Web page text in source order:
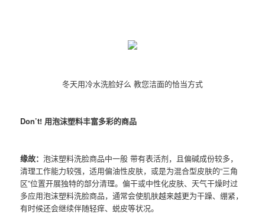
冬天用冷水洗脸好么 教您洁面的恰当方式
Don’t! 用泡沫塑料丰富多彩的商品
缘故：泡沫塑料洗脸商品中一般 带有表活剂，且偏碱成份较多，
清理工作能力较强，适用偏油性皮肤，或是为混合型皮肤的“三角
区”位置开展独特的部分清理。偏干或中性化皮肤、天气干燥时过
多应用泡沫塑料洗脸商品，通常会使肌肤越来越更为干躁、绷紧，
有时候还会继续伴随轻痒、蜕皮等状况。